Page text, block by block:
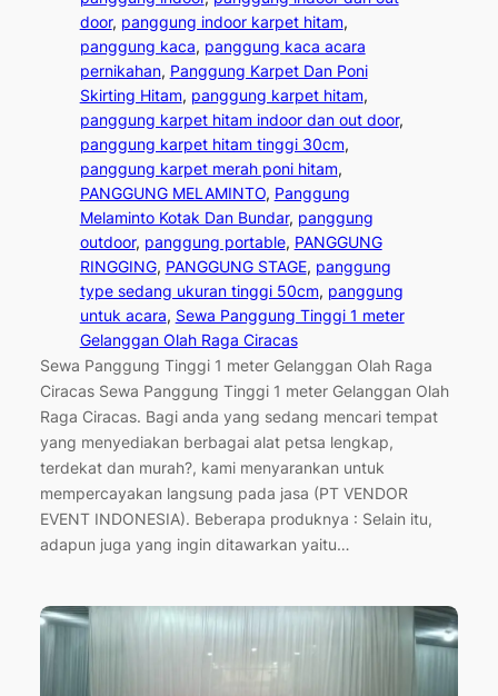
door, panggung indoor karpet hitam
panggung kaca, panggung kaca acara
pernikahan, Panggung Karpet Dan Poni
Skirting Hitam, panggung karpet hitam
panggung karpet hitam indoor dan out door
panggung karpet hitam tinggi 30cm
panggung karpet merah poni hitam
PANGGUNG MELAMINTO, Panggung
Melaminto Kotak Dan Bundar, panggung
outdoor, panggung portable, PANGGUNG
RINGGING, PANGGUNG STAGE, panggung
type sedang ukuran tinggi 50cm, panggung
untuk acara, Sewa Panggung Tinggi 1 meter
Gelanggan Olah Raga Ciracas
Sewa Panggung Tinggi 1 meter Gelanggan Olah Raga
Ciracas Sewa Panggung Tinggi 1 meter Gelanggan Olah
Raga Ciracas. Bagi anda yang sedang mencari tempat
yang menyediakan berbagai alat petsa lengkap,
terdekat dan murah?, kami menyarankan untuk
mempercayakan langsung pada jasa (PT VENDOR
EVENT INDONESIA). Beberapa produknya : Selain itu,
adapun juga yang ingin ditawarkan yaitu…